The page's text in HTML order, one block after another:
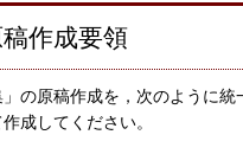
作成要領
」の原稿作成を，次のように統
成してください。